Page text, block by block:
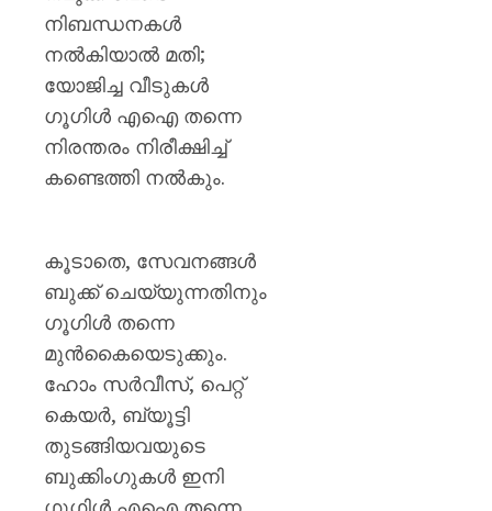
നിബന്ധനകൾ
നൽകിയാൽ മതി;
യോജിച്ച വീടുകൾ
ഗൂഗിൾ എഐ തന്നെ
നിരന്തരം നിരീക്ഷിച്ച്
കണ്ടെത്തി നൽകും.
കൂടാതെ, സേവനങ്ങൾ
ബുക്ക് ചെയ്യുന്നതിനും
ഗൂഗിൾ തന്നെ
മുൻകൈയെടുക്കും.
ഹോം സർവീസ്, പെറ്റ്
കെയർ, ബ്യൂട്ടി
തുടങ്ങിയവയുടെ
ബുക്കിംഗുകൾ ഇനി